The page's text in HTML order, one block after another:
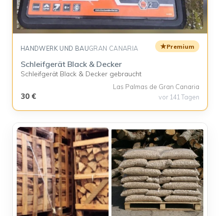
HANDWERK UND BAUGRAN CANARIA ★Premium
Schleifgerät Black & Decker
Schleifgerät Black & Decker gebraucht
30 €
Las Palmas de Gran Canaria
vor 141 Tagen